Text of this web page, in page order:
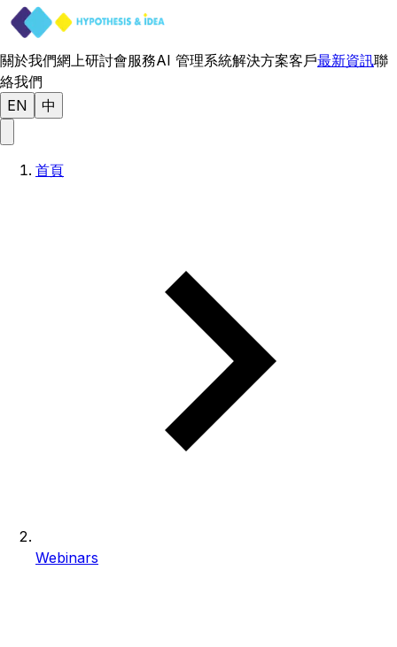
關於我們網上研討會服務AI 管理系統解決方案客戶最新資訊聯
絡我們
EN
中
首頁
Webinars